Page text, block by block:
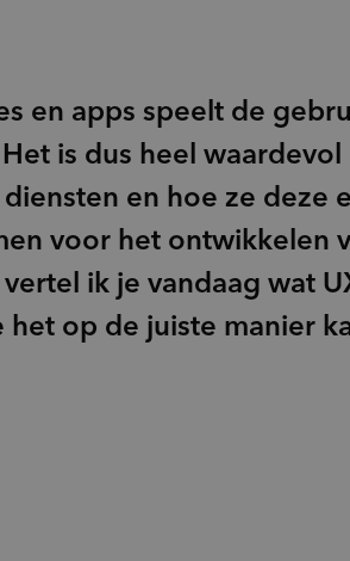
record_voice_overOpinieonderzoek
en apps speelt de
is dus heel
en hoe ze deze
voor het ontwikkelen
ik je vandaag wat
op de juiste manier